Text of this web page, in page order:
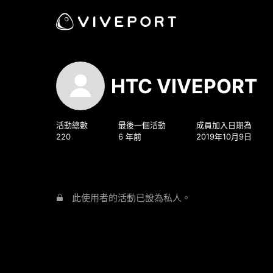
HTC VIVEPORT
活動總數
220
最後一個活動
6 年前
成員加入日期為
2019年10月9日
此使用者的活動已設為私人。